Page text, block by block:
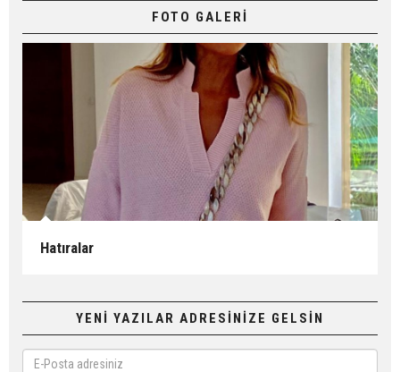
FOTO GALERİ
Hatıralar
YENİ YAZILAR ADRESİNİZE GELSİN